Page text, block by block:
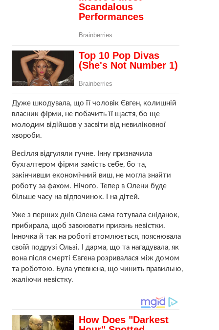
Дуже шкодувала, що її чоловік Євген, колишній
власник фірми, не побачить її щастя, бо ще
молодим відійшов у засвіти від невиліковної
xвороби.
Весілля відгуляли гучне. Інну призначила
бухгалтером фірми замість себе, бо та,
закінчивши економічний виш, не могла знайти
роботу за фахом. Нічого. Тепер в Олени буде
більше часу на відпочинок. І на дітей.
Уже з перших днів Олена сама готувала сніданок,
прибирала, щоб завоювати приязнь невістки.
Інночка й так на роботі втомлюється, пояснювала
своїй подрузі Ользі. І дарма, що та нагадувала, як
вона після смеpті Євгена розривалася між домом
та роботою. Була упевнена, що чинить правильно,
жаліючи невістку.